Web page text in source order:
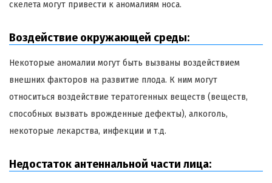
скелета могут привести к аномалиям носа.
Воздействие окружающей среды:
Некоторые аномалии могут быть вызваны воздействием
внешних факторов на развитие плода. К ним могут
относиться воздействие тератогенных веществ (веществ,
способных вызвать врожденные дефекты), алкоголь,
некоторые лекарства, инфекции и т.д.
Недостаток антеннальной части лица: